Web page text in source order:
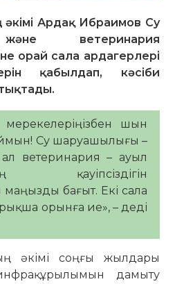
Ардақ Ибраимов Су
ветеринария
орай сала ардагерлері
қабылдап, кәсіби
мерекелеріңізбен шын
Су шаруашылығы –
ал ветеринария – ауыл
қауіпсіздігін
маңызды бағыт. Екі сала
орынға ие», – деді
әкімі соңғы жылдары
дамыту